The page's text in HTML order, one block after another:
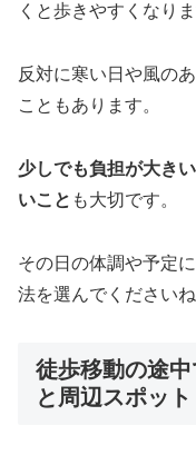
くと歩きやすくなりま
反対に寒い日や風の
こともあります。
少しでも負担が大き
いこと も大切です。
その日の体調や予定
法を選んでくださいね
徒歩移動の途
と周辺スポット